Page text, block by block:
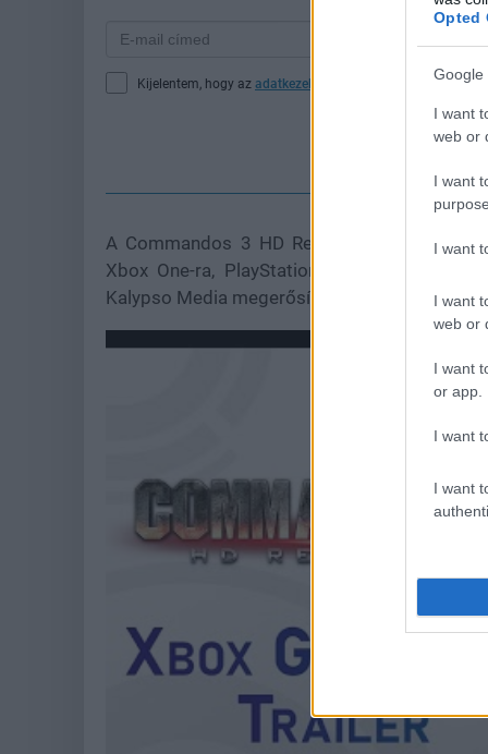
Opted
Google
I want
web or
I want
I want
I want
web or
I want
or app.
I want
I want
Kijelentem, hogy az adatkezelési nyilatkozat tartalmát
A Commandos 3 HD Remaster a tervek
Xbox One-ra, PlayStation 4-re és Nintendo
Kalypso Media megerősítette továbbá, hogy